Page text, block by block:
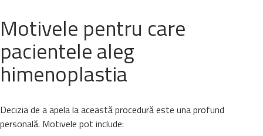
Motivele pentru care
pacientele aleg
himenoplastia
Decizia de a apela la această procedură este una profund
personală. Motivele pot include: